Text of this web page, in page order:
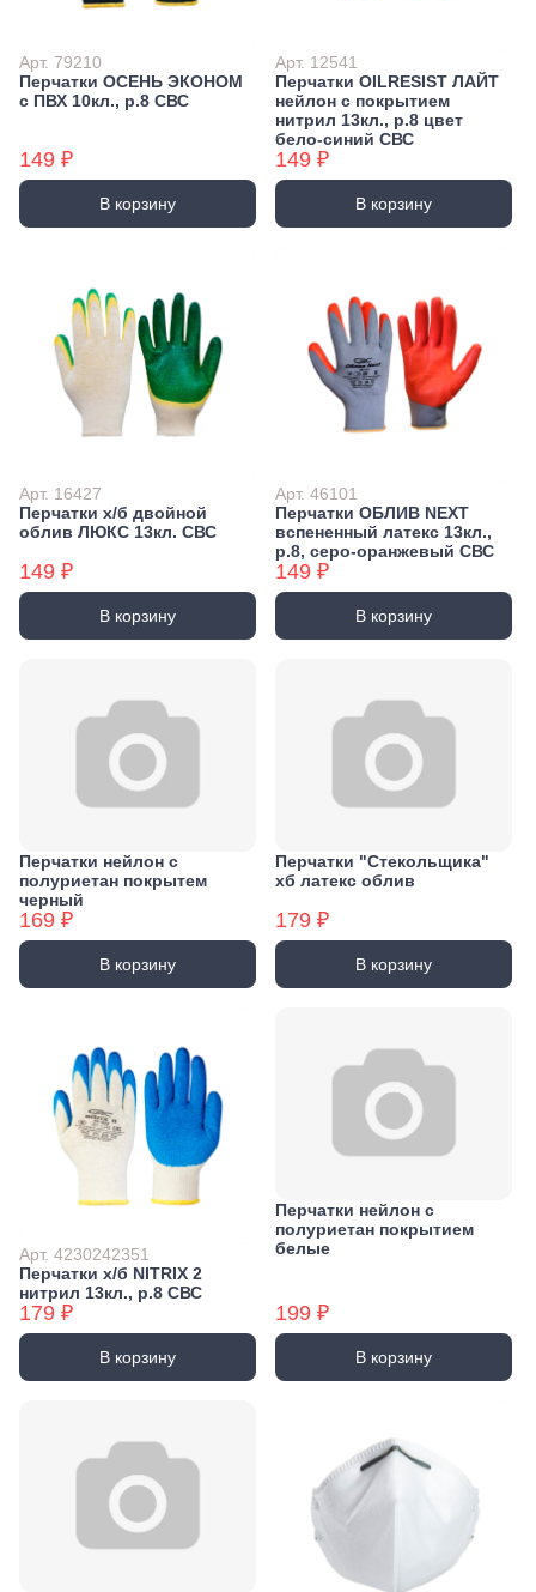
Арт. 79210
Перчатки ОСЕНЬ ЭКОНОМ
с ПВХ 10кл., р.8 СВС
149 ₽
В корзину
Арт. 12541
Перчатки OILRESIST ЛАЙТ
нейлон с покрытием
нитрил 13кл., р.8 цвет
бело-синий СВС
149 ₽
В корзину
Арт. 16427
Перчатки х/б двойной
облив ЛЮКС 13кл. СВС
149 ₽
В корзину
Арт. 46101
Перчатки ОБЛИВ NEXT
вспененный латекс 13кл.,
р.8, серо-оранжевый СВС
149 ₽
В корзину
Перчатки нейлон с
полуриетан покрытем
черный
169 ₽
В корзину
Перчатки "Стекольщика"
хб латекс облив
179 ₽
В корзину
Арт. 4230242351
Перчатки х/б NITRIX 2
нитрил 13кл., р.8 СВС
179 ₽
В корзину
Перчатки нейлон с
полуриетан покрытием
белые
199 ₽
В корзину